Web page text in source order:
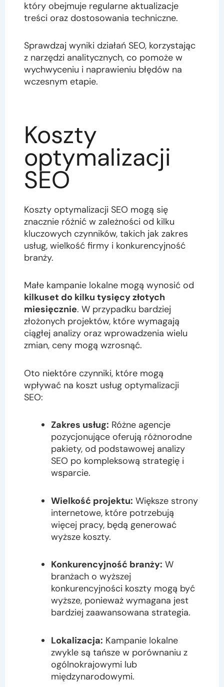
który obejmuje regularne aktualizacje
treści oraz dostosowania techniczne.
Sprawdzaj wyniki działań SEO, korzystając
z narzędzi analitycznych, co pomoże w
wychwyceniu i naprawieniu błędów na
wczesnym etapie.
Koszty
optymalizacji
SEO
Koszty optymalizacji SEO mogą się
znacznie różnić w zależności od kilku
kluczowych czynników, takich jak zakres
usług, wielkość firmy i konkurencyjność
branży.
Małe kampanie lokalne mogą wynosić od
kilkuset do kilku tysięcy złotych
miesięcznie. W przypadku bardziej
złożonych projektów, które wymagają
ciągłej analizy oraz wprowadzenia wielu
zmian, ceny mogą wzrosnąć.
Oto niektóre czynniki, które mogą
wpływać na koszt usług optymalizacji
SEO:
Zakres usług: Różne agencje
pozycjonujące oferują różnorodne
pakiety, od podstawowej analizy
SEO po kompleksową strategię i
wsparcie.
Wielkość projektu: Większe strony
internetowe, które potrzebują
więcej pracy, będą generować
wyższe koszty.
Konkurencyjność branży: W
branżach o wyższej
konkurencyjności koszty mogą być
wyższe, ponieważ wymagana jest
bardziej zaawansowana strategia.
Lokalizacja: Kampanie lokalne
zwykle są tańsze w porównaniu z
ogólnokrajowymi lub
międzynarodowymi.